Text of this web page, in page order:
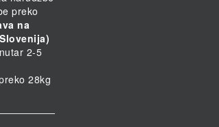
preko
na
2-5
28kg